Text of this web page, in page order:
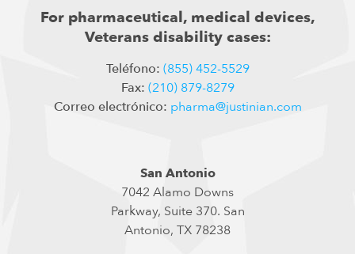
For pharmaceutical, medical devices,
Veterans disability cases:
Teléfono: (855) 452-5529
Fax: (210) 879-8279
Correo electrónico: pharma@justinian.com
San Antonio
7042 Alamo Downs
Parkway, Suite 370. San
Antonio, TX 78238